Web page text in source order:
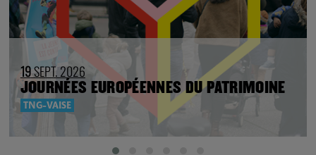
19SEPT. 2026
JOURNÉES EUROPÉENNES DU PATRIMOINE
TNG-VAISE